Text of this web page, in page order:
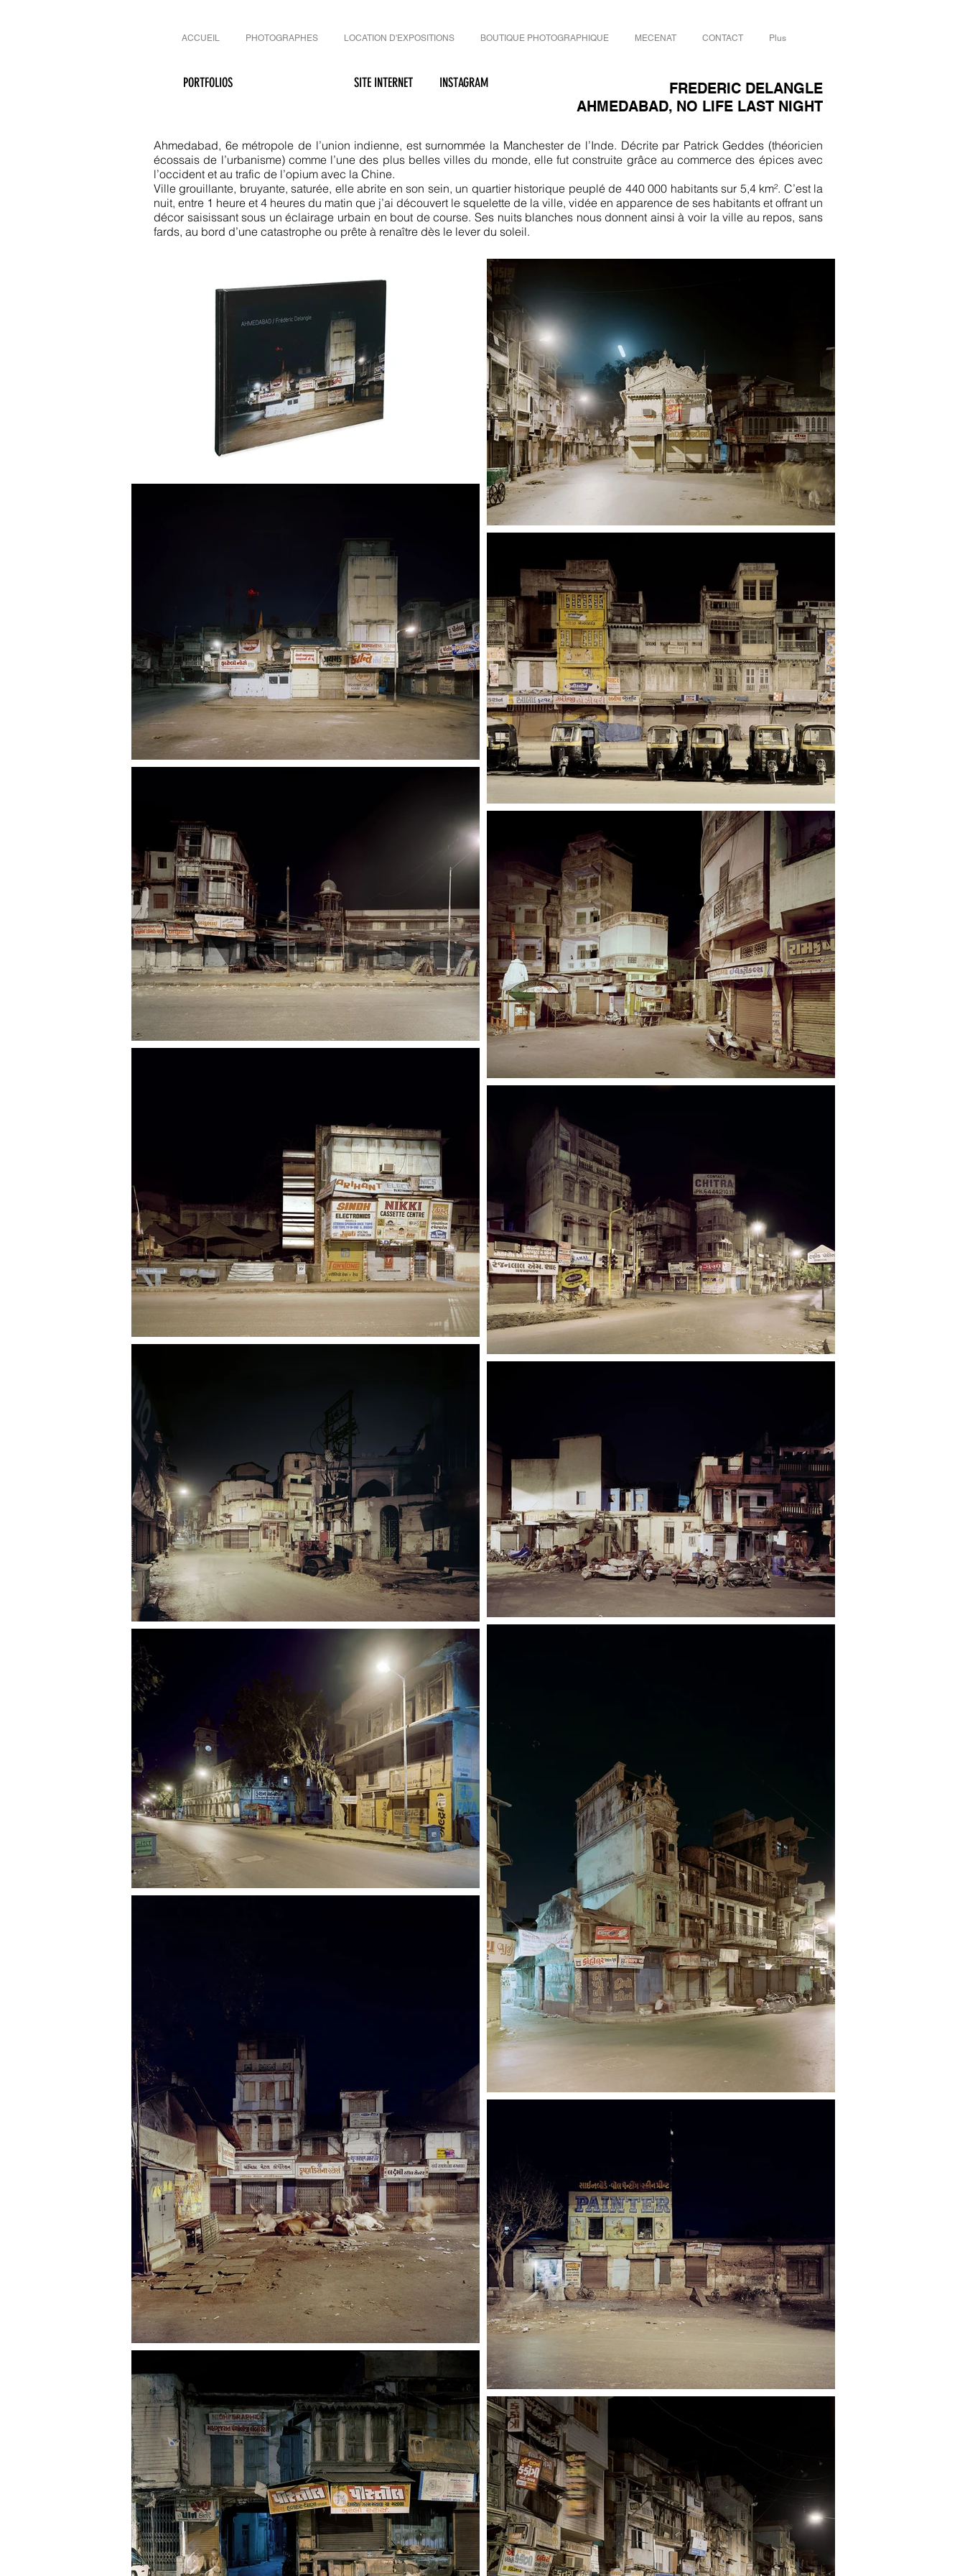
ACCUEIL PHOTOGRAPHES LOCATION D'EXPOSITIONS BOUTIQUE PHOTOGRAPHIQUE MECENAT CONTACT Plus
PORTFOLIOS SITE INTERNET INSTAGRAM
FREDERIC DELANGLE
AHMEDABAD, NO LIFE LAST NIGHT
Ahmedabad, 6e métropole de l’union indienne, est surnommée la Manchester de l’Inde. Décrite par Patrick Geddes (théoricien
écossais de l’urbanisme) comme l’une des plus belles villes du monde, elle fut construite grâce au commerce des épices avec
l’occident et au trafic de l’opium avec la Chine.
Ville grouillante, bruyante, saturée, elle abrite en son sein, un quartier historique peuplé de 440 000 habitants sur 5,4 km². C’est la
nuit, entre 1 heure et 4 heures du matin que j’ai découvert le squelette de la ville, vidée en apparence de ses habitants et offrant un
décor saisissant sous un éclairage urbain en bout de course. Ses nuits blanches nous donnent ainsi à voir la ville au repos, sans
fards, au bord d’une catastrophe ou prête à renaître dès le lever du soleil.